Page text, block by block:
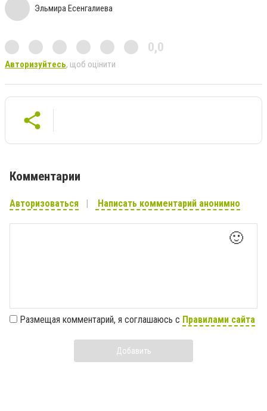
Эльмира Есенгалиева
0,0
Авторизуйтесь, щоб оцінити
Комментарии
Авторизоваться Написать комментарий анонимно
🙂
Размещая комментарий, я соглашаюсь с Правилами сайта
Добавить